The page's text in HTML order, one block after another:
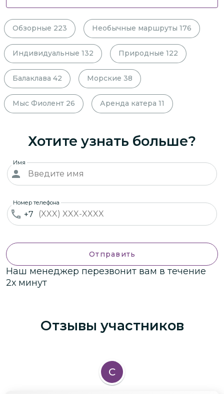
Обзорные 223 Необычные маршруты 176
Индивидуальные 132 Природные 122
Балаклава 42 Морские 38
Мыс Фиолент 26 Аренда катера 11
Хотите узнать больше?
Имя
+7
Номер телефона
Отправить
Наш менеджер перезвонит вам в течение
2х минут
Отзывы участников
С